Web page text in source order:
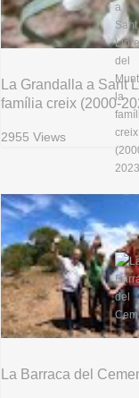
La Grandalla a Sant
família creix (2000-
2955 Views
La Barraca del